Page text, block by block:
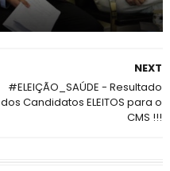
NEXT
#ELEIÇÃO_SAÚDE - Resultado
dos Candidatos ELEITOS para o
CMS !!!